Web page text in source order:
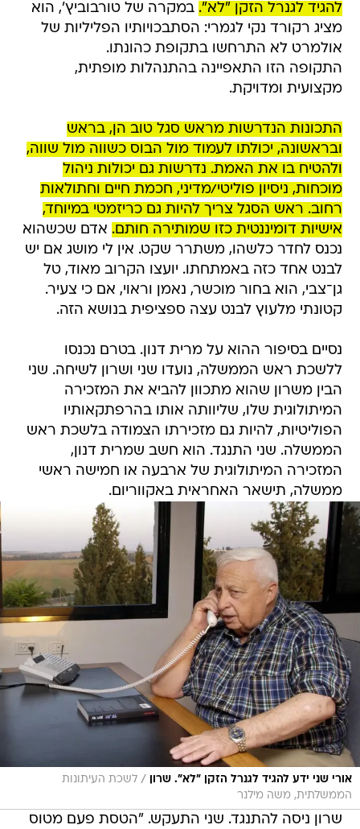
להגיד לגנרל הזקן "לא". במקרה של טורבוביץ', הוא
מציג רקורד נקי לגמרי: הסתבכויותיו הפליליות של
אולמרט לא התרחשו בתקופת כהונתו.
התקופה הזו התאפיינה בהתנהלות מופתית,
מקצועית ומדויקת.
התכונות הנדרשות מראש סגל טוב הן, בראש
ובראשונה, יכולתו לעמוד מול הבוס כשווה מול שווה,
ולהטיח בו את האמת. נדרשות גם יכולות ניהול
מוכחות, ניסיון פוליטי/מדיני, חכמת חיים וחתולאות
רחוב. ראש הסגל צריך להיות גם כריזמטי במיוחד,
אישיות דומיננטית כזו שמותירה חותם. אדם שכשהוא
נכנס לחדר כלשהו, משתרר שקט. אין לי מושג אם יש
לבנט אחד כזה באמתחתו. יועצו הקרוב מאוד, טל
גן־צבי, הוא בחור מוכשר, נאמן וראוי, אם כי צעיר.
קטונתי מלעוץ לבנט עצה ספציפית בנושא הזה.
נסיים בסיפור ההוא על מרית דנון. בטרם נכנסו
ללשכת ראש הממשלה, נועדו שני ושרון לשיחה. שני
הבין משרון שהוא מתכוון להביא את המזכירה
המיתולוגית שלו, שליוותה אותו בהרפתקאותיו
הפוליטיות, להיות גם מזכירתו הצמודה בלשכת ראש
הממשלה. שני התנגד. הוא חשב שמרית דנון,
המזכירה המיתולוגית של ארבעה או חמישה ראשי
ממשלה, תישאר האחראית באקווריום.
אורי שני ידע להגיד לגנרל הזקן "לא". שרון / לשכת העיתונות
הממשלתית, משה מילנר
שרון ניסה להתנגד. שני התעקש. "הטסת פעם מטוס